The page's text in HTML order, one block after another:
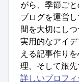
がら、季節ご
ブログを運営
間を大切にし
実用的なアイ
える記事作り
理、そして旅先
詳しいプロフ